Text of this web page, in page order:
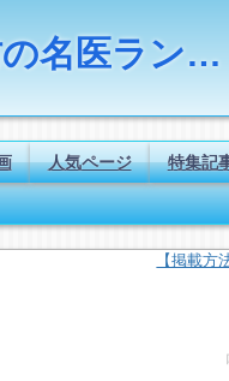
歯周病｜治療予防の名医ランキング【Dr.NAVI】
人気ページ 特集記
【掲載方